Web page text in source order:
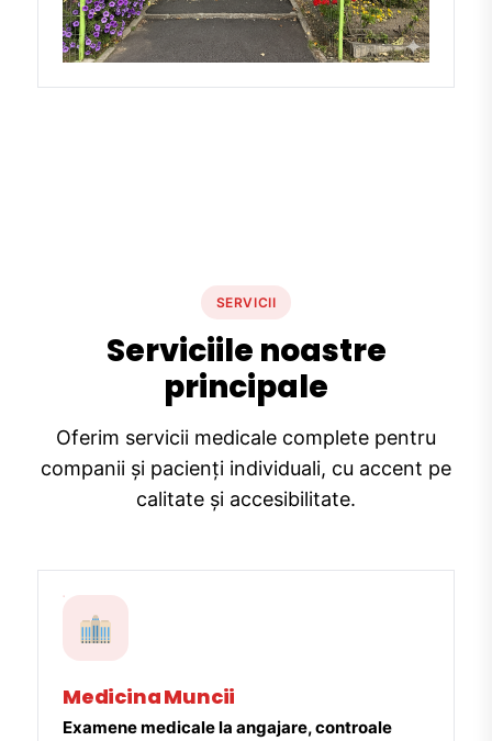
SERVICII
Serviciile noastre
principale
Oferim servicii medicale complete pentru
companii și pacienți individuali, cu accent pe
calitate și accesibilitate.
Medicina Muncii
Examene medicale la angajare, controale